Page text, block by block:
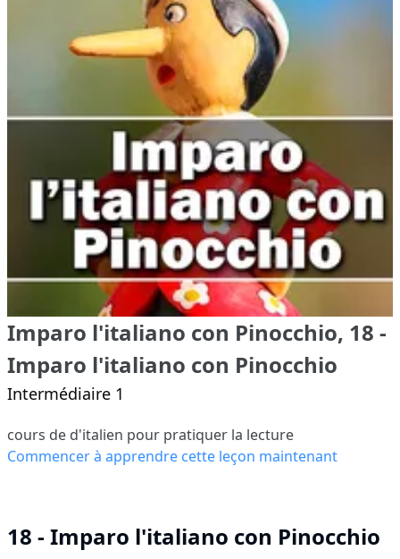
Imparo l'italiano con Pinocchio, 18 -
Imparo l'italiano con Pinocchio
Intermédiaire 1
cours de d'italien pour pratiquer la lecture
Commencer à apprendre cette leçon maintenant
18 - Imparo l'italiano con Pinocchio